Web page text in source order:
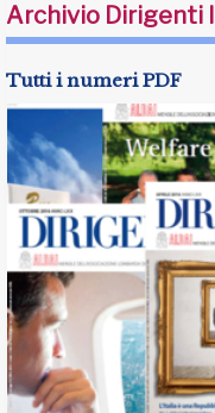
Archivio Dirigenti
Tutti i numeri PDF